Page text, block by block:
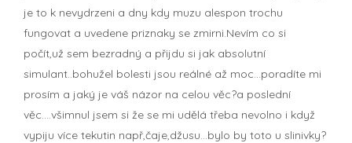
je to k nevydrzeni a dny kdy muzu alespon trochu
fungovat a uvedene priznaky se zmirni.Nevím co si
počít,už sem bezradný a přijdu si jak absolutní
simulant..bohužel bolesti jsou reálné až moc...poradíte mi
prosím a jaký je váš názor na celou věc?a poslední
věc....všimnul jsem si že se mi udělá třeba nevolno i když
vypiju více tekutin např,čaje,džusu...bylo by toto u slinivky?